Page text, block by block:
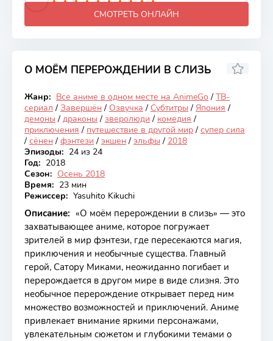
СМОТРЕТЬ ОНЛАЙН
О МОЁМ ПЕРЕРОЖДЕНИИ В СЛИЗЬ
Закончен
8.13
Жанр: Все аниме в одном месте на AnimeGo / ТВ-
сериал / Завершён / Озвучка / Субтитры / Япония /
демоны / драконы / зверолюди / комедия /
приключения / путешествие в другой мир / супер сила
/ сёнен / фэнтези / экшен / эльфы / 2018
Эпизоды: 24 из 24
Год: 2018
Сезон: Осень 2018
Время: 23 мин
Режиссер: Yasuhito Kikuchi
Описание: «О моём перерождении в слизь» — это
захватывающее аниме, которое погружает
зрителей в мир фэнтези, где пересекаются магия,
приключения и необычные существа. Главный
герой, Сатору Миками, неожиданно погибает и
перерождается в другом мире в виде слизня. Это
необычное перерождение открывает перед ним
множество возможностей и приключений. Аниме
привлекает внимание яркими персонажами,
увлекательным сюжетом и глубокими темами о